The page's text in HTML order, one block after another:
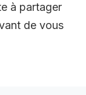
à partager
de vous